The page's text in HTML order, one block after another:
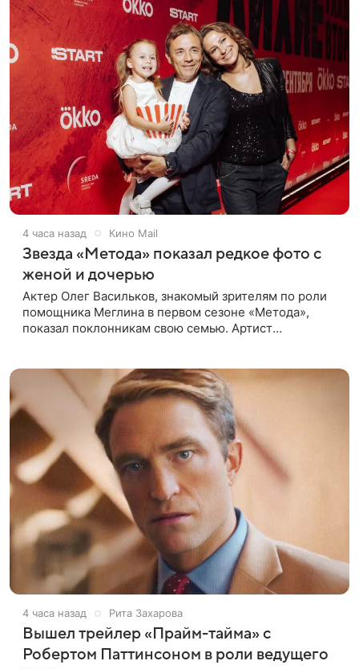
4 часа назад Кино Mail
Звезда «Метода» показал редкое фото с
женой и дочерью
Актер Олег Васильков, знакомый зрителям по роли
помощника Меглина в первом сезоне «Метода»,
показал поклонникам свою семью. Артист
4 часа назад Рита Захарова
Вышел трейлер «Прайм-тайма» с
Робертом Паттинсоном в роли ведущего